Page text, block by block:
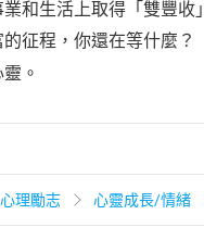
和生活上取得「雙豐收
征程，你還在等什麼？
。
心理勵志 心靈成長/情緒